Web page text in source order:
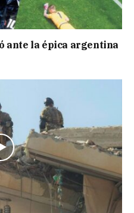
ante la épica argentina